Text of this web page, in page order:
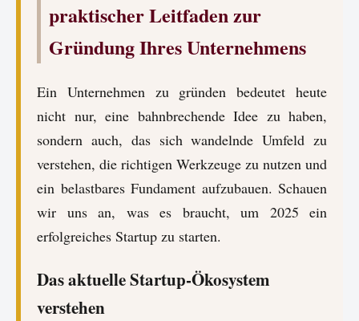
praktischer Leitfaden zur
Gründung Ihres Unternehmens
Ein Unternehmen zu gründen bedeutet heute
nicht nur, eine bahnbrechende Idee zu haben,
sondern auch, das sich wandelnde Umfeld zu
verstehen, die richtigen Werkzeuge zu nutzen und
ein belastbares Fundament aufzubauen. Schauen
wir uns an, was es braucht, um 2025 ein
erfolgreiches Startup zu starten.
Das aktuelle Startup-Ökosystem
verstehen